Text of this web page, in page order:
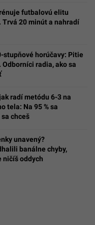
futbalovú elitu
20 minút a nahradí
stupňové horúčavy: Pitie
radia, ako sa
radí metódu 6-3 na
tela: Na 95 % sa
chceš
unavený?
banálne chyby,
ničíš oddych